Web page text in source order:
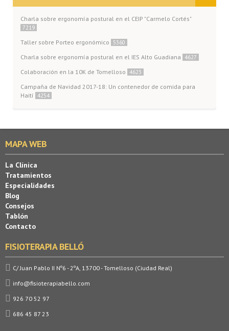
Charla sobre ergonomía postural en el CEIP "Carmelo Cortés"
7219
Taller sobre Porteo ergonómico 5360
Charla sobre ergonomía postural en el IES Alto Guadiana 4627
Colaboración en la 10K de Tomelloso 4623
Campaña de Navidad 2017-18: Un contenedor de comida para
Haití
4254
MAPA WEB
La Clínica
Tratamientos
Especialidades
Blog
Consejos
Tablón
Contacto
FISIOTERAPIA BELLÓ
C/ Juan Pablo II Nº6 - 2ºA, 13700 - Tomelloso (Ciudad Real)
info@fisioterapiabello.com
926 70 52 97
686 45 87 23